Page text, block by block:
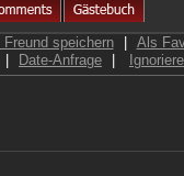
Freund speichern
Als
Date-Anfrage